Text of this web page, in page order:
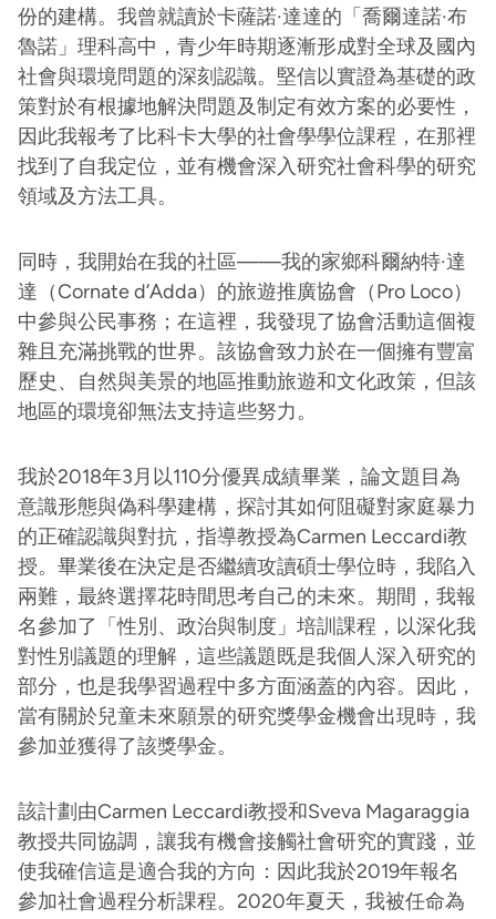
份的建構。我曾就讀於卡薩諾·達達的「喬爾達諾·布
魯諾」理科高中，青少年時期逐漸形成對全球及國內
社會與環境問題的深刻認識。堅信以實證為基礎的政
策對於有根據地解決問題及制定有效方案的必要性，
因此我報考了比科卡大學的社會學學位課程，在那裡
找到了自我定位，並有機會深入研究社會科學的研究
領域及方法工具。
同時，我開始在我的社區——我的家鄉科爾納特·達
達（Cornate d’Adda）的旅遊推廣協會（Pro Loco）
中參與公民事務；在這裡，我發現了協會活動這個複
雜且充滿挑戰的世界。該協會致力於在一個擁有豐富
歷史、自然與美景的地區推動旅遊和文化政策，但該
地區的環境卻無法支持這些努力。
我於2018年3月以110分優異成績畢業，論文題目為
意識形態與偽科學建構，探討其如何阻礙對家庭暴力
的正確認識與對抗，指導教授為Carmen Leccardi教
授。畢業後在決定是否繼續攻讀碩士學位時，我陷入
兩難，最終選擇花時間思考自己的未來。期間，我報
名參加了「性別、政治與制度」培訓課程，以深化我
對性別議題的理解，這些議題既是我個人深入研究的
部分，也是我學習過程中多方面涵蓋的內容。因此，
當有關於兒童未來願景的研究獎學金機會出現時，我
參加並獲得了該獎學金。
該計劃由Carmen Leccardi教授和Sveva Magaraggia
教授共同協調，讓我有機會接觸社會研究的實踐，並
使我確信這是適合我的方向：因此我於2019年報名
參加社會過程分析課程。2020年夏天，我被任命為